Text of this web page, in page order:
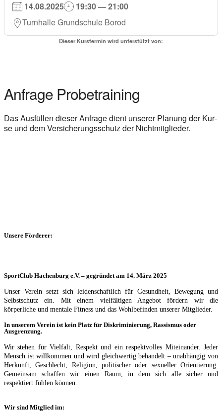
14.08.2025
19:30 — 21:00
Turn­hal­le Grund­schu­le Borod
Die­ser Kurs­ter­min wird unter­stützt von:
Anfra­ge Pro­be­trai­ning
Das Aus­fül­len die­ser Anfra­ge dient unse­rer Pla­nung der Kur­
se und dem Ver­si­che­rungs­schutz der Nicht­mit­glie­der.
Unsere Förderer:
SportClub Hachenburg e.V. – gegründet am 14. März 2025
Unser Verein setzt sich leidenschaftlich für Gesundheit, Bewegung und
Selbstschutz ein. Mit einem vielfältigen Angebot fördern wir die
körperliche und mentale Fitness und das Wohlbefinden unserer Mitglieder.
In unserem Verein ist kein Platz für Diskriminierung, Rassismus oder
Ausgrenzung.
Wir stehen für Vielfalt, Respekt und ein respektvolles Miteinander. Jeder
Mensch ist willkommen und wird gleichwertig behandelt – unabhängig von
Herkunft, Geschlecht, Religion, politischer oder sexueller Orientierung.
Gemeinsam schaffen wir einen Raum, in dem sich alle sicher und
respektiert fühlen können.
Wir sind Mitglied im: